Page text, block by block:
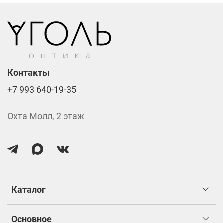
Каталог
Основное
Контакты
+7 993 640-19-35
Охта Молл, 2 этаж